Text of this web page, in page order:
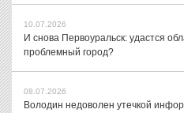
10.07.2026
И снова Первоуральск: удастся
проблемный город?
08.07.2026
Володин недоволен утечкой